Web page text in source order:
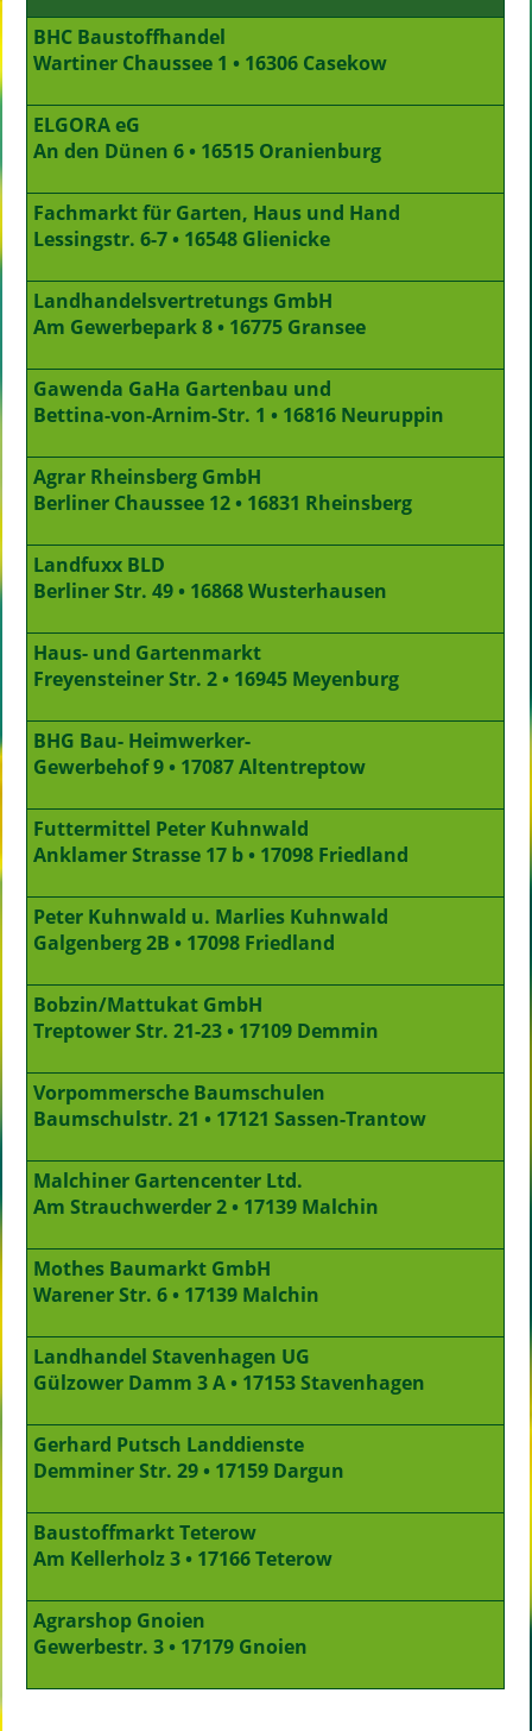
BHC Baustoffhandel
Wartiner Chaussee 1 • 16306 Casekow
ELGORA eG
An den Dünen 6 • 16515 Oranienburg
Fachmarkt für Garten, Haus und Hand
Lessingstr. 6-7 • 16548 Glienicke
Landhandelsvertretungs GmbH
Am Gewerbepark 8 • 16775 Gransee
Gawenda GaHa Gartenbau und
Bettina-von-Arnim-Str. 1 • 16816 Neuruppin
Agrar Rheinsberg GmbH
Berliner Chaussee 12 • 16831 Rheinsberg
Landfuxx BLD
Berliner Str. 49 • 16868 Wusterhausen
Haus- und Gartenmarkt
Freyensteiner Str. 2 • 16945 Meyenburg
BHG Bau- Heimwerker-
Gewerbehof 9 • 17087 Altentreptow
Futtermittel Peter Kuhnwald
Anklamer Strasse 17 b • 17098 Friedland
Peter Kuhnwald u. Marlies Kuhnwald
Galgenberg 2B • 17098 Friedland
Bobzin/Mattukat GmbH
Treptower Str. 21-23 • 17109 Demmin
Vorpommersche Baumschulen
Baumschulstr. 21 • 17121 Sassen-Trantow
Malchiner Gartencenter Ltd.
Am Strauchwerder 2 • 17139 Malchin
Mothes Baumarkt GmbH
Warener Str. 6 • 17139 Malchin
Landhandel Stavenhagen UG
Gülzower Damm 3 A • 17153 Stavenhagen
Gerhard Putsch Landdienste
Demminer Str. 29 • 17159 Dargun
Baustoffmarkt Teterow
Am Kellerholz 3 • 17166 Teterow
Agrarshop Gnoien
Gewerbestr. 3 • 17179 Gnoien